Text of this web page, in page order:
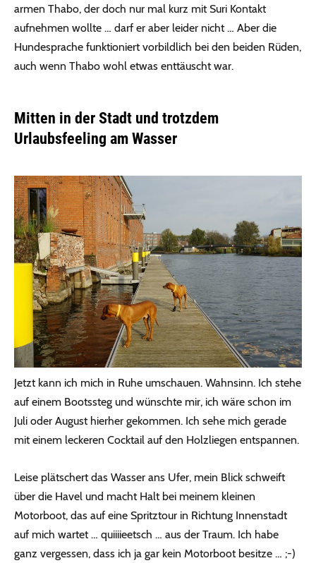
armen Thabo, der doch nur mal kurz mit Suri Kontakt
aufnehmen wollte … darf er aber leider nicht … Aber die
Hundesprache funktioniert vorbildlich bei den beiden Rüden,
auch wenn Thabo wohl etwas enttäuscht war.
Mitten in der Stadt und trotzdem
Urlaubsfeeling am Wasser
Jetzt kann ich mich in Ruhe umschauen. Wahnsinn. Ich stehe
auf einem Bootssteg und wünschte mir, ich wäre schon im
Juli oder August hierher gekommen. Ich sehe mich gerade
mit einem leckeren Cocktail auf den Holzliegen entspannen.
Leise plätschert das Wasser ans Ufer, mein Blick schweift
über die Havel und macht Halt bei meinem kleinen
Motorboot, das auf eine Spritztour in Richtung Innenstadt
auf mich wartet … quiiiieetsch … aus der Traum. Ich habe
ganz vergessen, dass ich ja gar kein Motorboot besitze … ;-)